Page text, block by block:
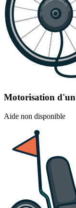
Motorisation d'un
Aide non disponible